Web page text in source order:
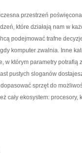
przestrzeń
które działają nam w
podejmować trafne
komputer zwalnia. Inne
w którym parametry potrafią
pustych sloganów
sprzęt do
cały ekosystem: procesory,